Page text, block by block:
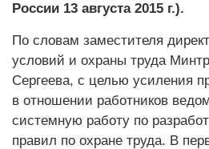
России 13 августа 2015 г.).
По словам заместителя
условий и охраны труда
Сергеева, с целью усиления
в отношении работников
системную работу по
правил по охране труда. В